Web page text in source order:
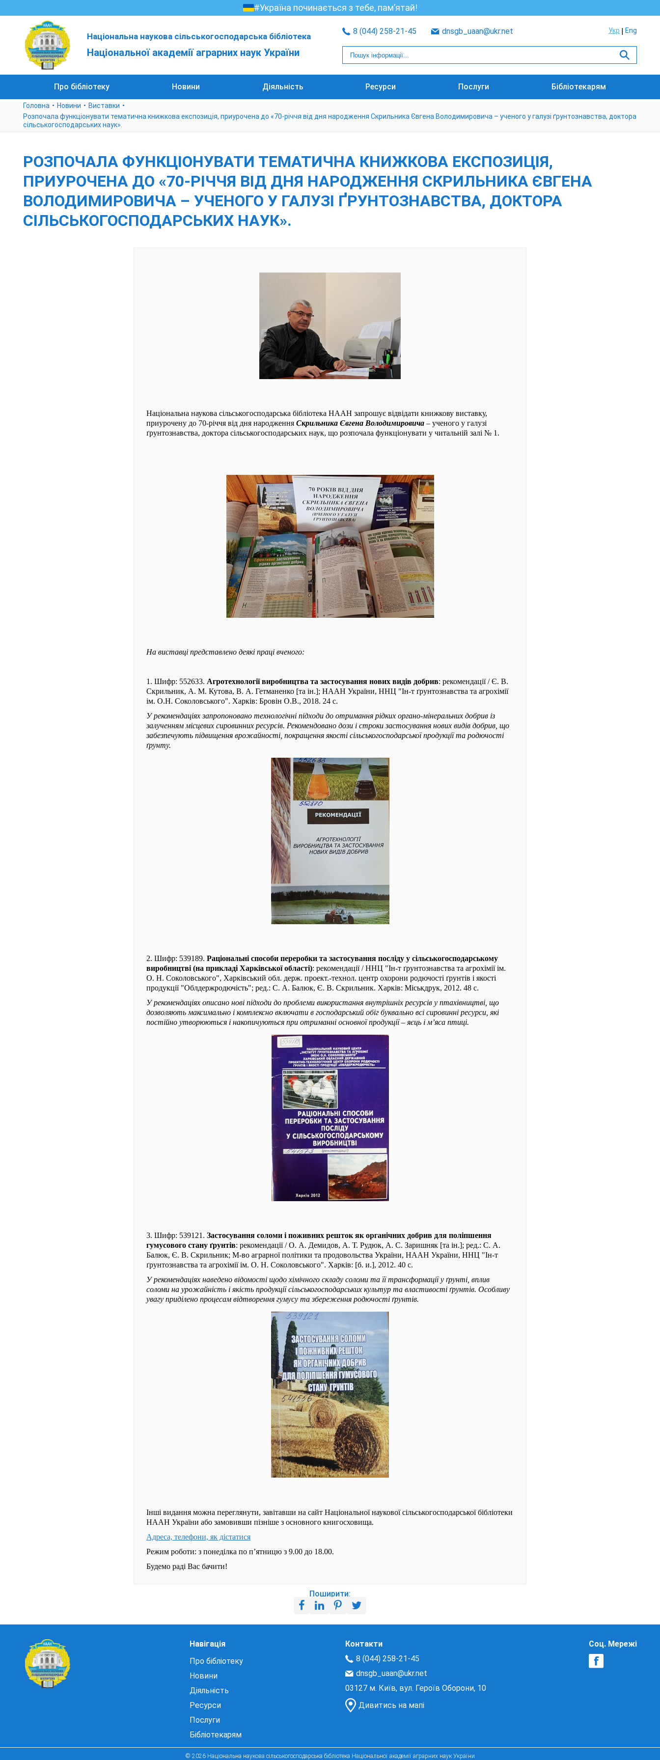
#Україна починається з тебе, пам’ятай!
Національна наукова сільськогосподарська бібліотека
Національної академії аграрних наук України
8 (044) 258-21-45 dnsgb_uaan@ukr.net Укр Eng
Про бібліотеку Новини Діяльність Ресурси Послуги Бібліотекарям
Головна Новини
Виставки
Розпочала функціонувати тематична книжкова експозиція, приурочена до «70-річчя від дня народження Скрильника Євгена Володимировича – ученого у галузі ґрунтознавства, доктора
сільськогосподарських наук».
РОЗПОЧАЛА ФУНКЦІОНУВАТИ ТЕМАТИЧНА КНИЖКОВА ЕКСПОЗИЦІЯ,
ПРИУРОЧЕНА ДО «70-РІЧЧЯ ВІД ДНЯ НАРОДЖЕННЯ СКРИЛЬНИКА ЄВГЕНА
ВОЛОДИМИРОВИЧА – УЧЕНОГО У ГАЛУЗІ ҐРУНТОЗНАВСТВА, ДОКТОРА
СІЛЬСЬКОГОСПОДАРСЬКИХ НАУК».
Національна наукова сільськогосподарська бібліотека НААН запрошує відвідати книжкову виставку,
приурочену до 70-річчя від дня народження Скрильника Євгена Володимировича – ученого у галузі
ґрунтознавства, доктора сільськогосподарських наук, що розпочала функціонувати у читальній залі № 1.
На виставці представлено деякі праці вченого:
1. Шифр: 552633. Агротехнології виробництва та застосування нових видів добрив: рекомендації / Є. В.
Скрильник, А. М. Кутова, В. А. Гетманенко [та ін.]; НААН України, ННЦ "Ін-т ґрунтознавства та агрохімії
ім. О.Н. Соколовського". Харків: Бровін О.В., 2018. 24 с.
У рекомендаціях запропоновано технологічні підходи до отримання рідких органо-мінеральних добрив із
залученням місцевих сировинних ресурсів. Рекомендовано дози і строки застосування нових видів добрив, що
забезпечують підвищення врожайності, покращення якості сільськогосподарської продукції та родючості
ґрунту.
2. Шифр: 539189. Раціональні способи переробки та застосування посліду у сільськогосподарському
виробництві (на прикладі Харківської області): рекомендації / ННЦ "Ін-т ґрунтознавства та агрохімії ім.
О. Н. Соколовського", Харківський обл. держ. проект.-технол. центр охорони родючості ґрунтів і якості
продукції "Облдержродючість"; ред.: С. А. Балюк, Є. В. Скрильник. Харків: Міськдрук, 2012. 48 с.
У рекомендаціях описано нові підходи до проблеми використання внутрішніх ресурсів у птахівництві, що
дозволяють максимально і комплексно включати в господарський обіг буквально всі сировинні ресурси, які
постійно утворюються і накопичуються при отриманні основної продукції – яєць і м’яса птиці.
3. Шифр: 539121. Застосування соломи і поживних решток як органічних добрив для поліпшення
гумусового стану ґрунтів: рекомендації / О. А. Демидов, А. Т. Рудюк, А. С. Заришняк [та ін.]; ред.: С. А.
Балюк, Є. В. Скрильник; М-во аграрної політики та продовольства України, НААН України, ННЦ "Ін-т
ґрунтознавства та агрохімії ім. О. Н. Соколовського". Харків: [б. и.], 2012. 40 с.
У рекомендаціях наведено відомості щодо хімічного складу соломи та її трансформації у ґрунті, вплив
соломи на урожайність і якість продукції сільськогосподарських культур та властивості ґрунтів. Особливу
увагу приділено процесам відтворення гумусу та збереження родючості ґрунтів.
Інші видання можна переглянути, завітавши на сайт Національної наукової сільськогосподарської бібліотеки
НААН України або замовивши пізніше з основного книгосховища.
Адреса, телефони, як дістатися
Режим роботи: з понеділка по п’ятницю з 9.00 до 18.00.
Будемо раді Вас бачити!
Поширити:
Навігація
Про бібліотеку
Новини
Діяльність
Ресурси
Послуги
Бібліотекарям
Контакти
8 (044) 258-21-45
dnsgb_uaan@ukr.net
03127 м. Київ, вул. Героїв Оборони, 10
Дивитись на мапі
Соц. Мережі
© 2026 Національна наукова сільськогосподарська бібліотека Національної академії аграрних наук України